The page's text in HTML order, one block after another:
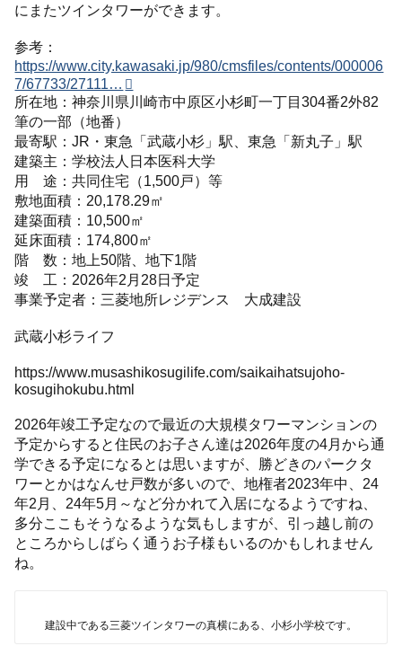
にまたツインタワーができます。
参考：
https://www.city.kawasaki.jp/980/cmsfiles/contents/000006
7/67733/27111…
所在地：神奈川県川崎市中原区小杉町一丁目304番2外82
筆の一部（地番）
最寄駅：JR・東急「武蔵小杉」駅、東急「新丸子」駅
建築主：学校法人日本医科大学
用 途：共同住宅（1,500戸）等
敷地面積：20,178.29㎡
建築面積：10,500㎡
延床面積：174,800㎡
階 数：地上50階、地下1階
竣 工：2026年2月28日予定
事業予定者：三菱地所レジデンス 大成建設
武蔵小杉ライフ
https://www.musashikosugilife.com/saikaihatsujoho-
kosugihokubu.html
2026年竣工予定なので最近の大規模タワーマンションの
予定からすると住民のお子さん達は2026年度の4月から通
学できる予定になるとは思いますが、勝どきのパークタ
ワーとかはなんせ戸数が多いので、地権者2023年中、24
年2月、24年5月～など分かれて入居になるようですね、
多分ここもそうなるような気もしますが、引っ越し前の
ところからしばらく通うお子様もいるのかもしれません
ね。
建設中である三菱ツインタワーの真横にある、小杉小学校です。